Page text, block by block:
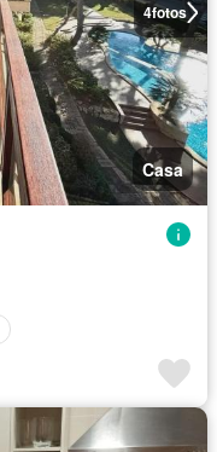
4fotos
Casa